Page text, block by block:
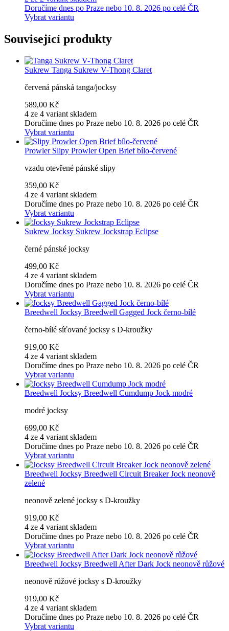
Doručíme dnes po Praze nebo 10. 8. 2026 po celé ČR
Vybrat variantu
Související produkty
Sukrew Tanga Sukrew V-Thong Claret
červená pánská tanga/jocksy
589,00 Kč
4 ze 4 variant skladem
Doručíme dnes po Praze nebo 10. 8. 2026 po celé ČR
Vybrat variantu
Prowler Slipy Prowler Open Brief bílo-červené
vzadu otevřené pánské slipy
359,00 Kč
4 ze 4 variant skladem
Doručíme dnes po Praze nebo 10. 8. 2026 po celé ČR
Vybrat variantu
Sukrew Jocksy Sukrew Jockstrap Eclipse
černé pánské jocksy
499,00 Kč
4 ze 4 variant skladem
Doručíme dnes po Praze nebo 10. 8. 2026 po celé ČR
Vybrat variantu
Breedwell Jocksy Breedwell Gagged Jock černo-bílé
černo-bílé síťované jocksy s D-kroužky
919,00 Kč
4 ze 4 variant skladem
Doručíme dnes po Praze nebo 10. 8. 2026 po celé ČR
Vybrat variantu
Breedwell Jocksy Breedwell Cumdump Jock modré
modré jocksy
699,00 Kč
4 ze 4 variant skladem
Doručíme dnes po Praze nebo 10. 8. 2026 po celé ČR
Vybrat variantu
Breedwell Jocksy Breedwell Circuit Breaker Jock neonově
zelené
neonově zelené jocksy s D-kroužky
919,00 Kč
4 ze 4 variant skladem
Doručíme dnes po Praze nebo 10. 8. 2026 po celé ČR
Vybrat variantu
Breedwell Jocksy Breedwell After Dark Jock neonově růžové
neonově růžové jocksy s D-kroužky
919,00 Kč
4 ze 4 variant skladem
Doručíme dnes po Praze nebo 10. 8. 2026 po celé ČR
Vybrat variantu